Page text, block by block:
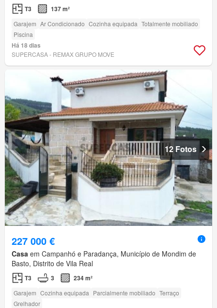
T3 137 m²
Garajem Ar Condicionado Cozinha equipada Totalmente mobiliado
Piscina
Há 18 dias
SUPERCASA - REMAX GRUPO MOVE
12 Fotos
227 000 €
Casa em Campanhó e Paradança, Município de Mondim de
Basto, Distrito de Vila Real
T3 3 234 m²
Garajem Cozinha equipada Parcialmente mobiliado Terraço
Grelhador